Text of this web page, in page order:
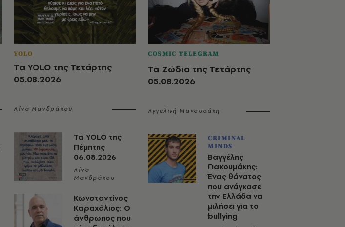
YOLO
Τα YOLO της Τετάρτης
05.08.2026
Λίνα Μανδράκου
Τα YOLO της
Πέμπτης
06.08.2026
Λίνα
Μανδράκου
Κωνσταντίνος
Καραχάλιος: Ο
άνθρωπος που
COSMIC TELEGRAM
Τα Ζώδια της Τετάρτης
05.08.2026
Αγγελική Μανουσάκη
CRIMINAL
MINDS
Βαγγέλης
Γιακουμάκης:
Ένας θάνατος
που ανάγκασε
την Ελλάδα να
μιλήσει για το
bullying